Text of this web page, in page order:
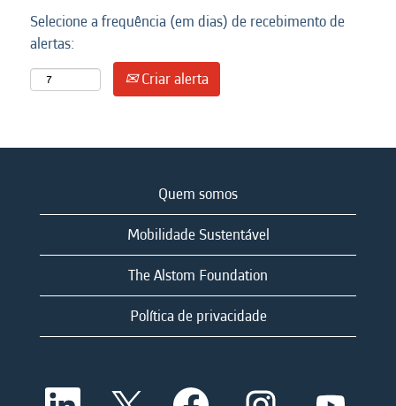
Selecione a frequência (em dias) de recebimento de
alertas:
Criar alerta
Quem somos
Mobilidade Sustentável
The Alstom Foundation
Política de privacidade
A A A